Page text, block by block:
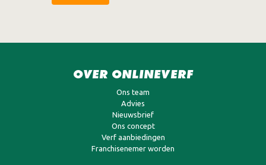
OVER ONLINEVERF
Ons team
Advies
Nieuwsbrief
Ons concept
Verf aanbiedingen
Franchisenemer worden